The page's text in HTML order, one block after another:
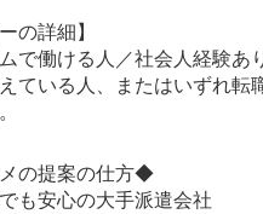
の詳細】
で働ける人／社会人経験あ
ている人、またはいずれ転
の提案の仕方◆
も安心の大手派遣会社